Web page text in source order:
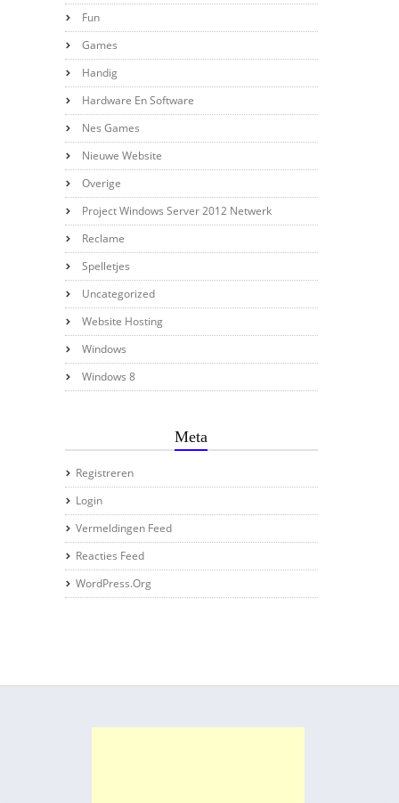
Fun
Games
Handig
Hardware En Software
Nes Games
Nieuwe Website
Overige
Project Windows Server 2012 Netwerk
Reclame
Spelletjes
Uncategorized
Website Hosting
Windows
Windows 8
Meta
Registreren
Login
Vermeldingen Feed
Reacties Feed
WordPress.org